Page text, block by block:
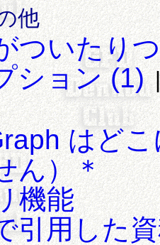
他
ついたり
ション (1)
はど
ん）＊
機能
引用した